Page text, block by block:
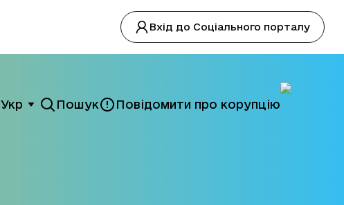
Вхід до Соціального порталу
Укр Пошук Повідомити про корупцію